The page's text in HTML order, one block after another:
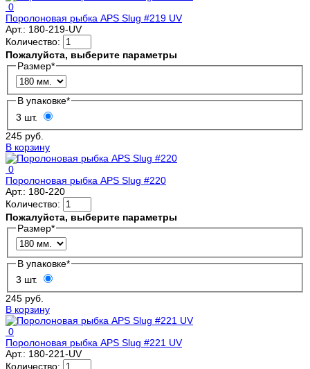
0
Поролоновая рыбка APS Slug #219 UV
Арт.: 180-219-UV
Количество:
Пожалуйста, выберите параметры
Размер*
В упаковке*
3 шт.
245 руб.
В корзину
0
Поролоновая рыбка APS Slug #220
Арт.: 180-220
Количество:
Пожалуйста, выберите параметры
Размер*
В упаковке*
3 шт.
245 руб.
В корзину
0
Поролоновая рыбка APS Slug #221 UV
Арт.: 180-221-UV
Количество: